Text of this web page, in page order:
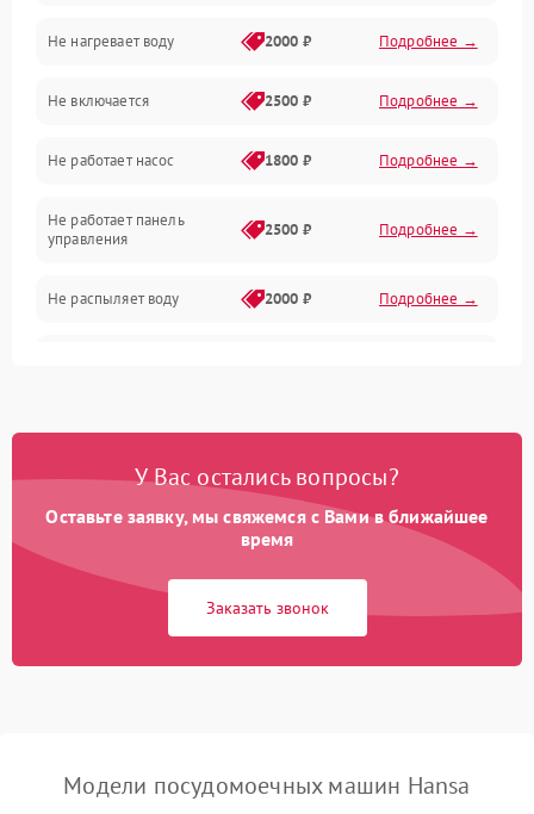
Датчики
Нагрев
Вода
Гигиена
Программное обеспечение
Не нагревает воду 2000 ₽ Подробнее →
Не включается 2500 ₽ Подробнее →
Не работает насос 1800 ₽ Подробнее →
Не работает панель
управления
2500 ₽ Подробнее →
Не распыляет воду 2000 ₽ Подробнее →
Проблемы с набором
Не работает сушилка 2100 ₽ Подробнее →
Сбои в работе таймера 1700 ₽
У Вас остались вопросы?
Оставьте заявку, мы свяжемся с Вами в ближайшее
время
Заказать звонок
Модели посудомоечных машин Hansa